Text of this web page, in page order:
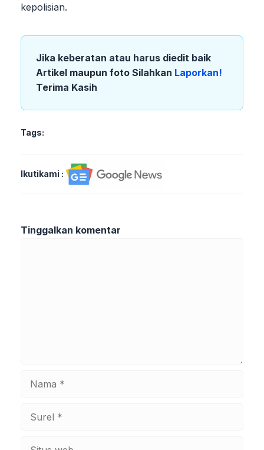
kepolisian.
Jika keberatan atau harus diedit baik
Artikel maupun foto Silahkan Laporkan!
Terima Kasih
Tags:
Ikutikami :
Tinggalkan komentar